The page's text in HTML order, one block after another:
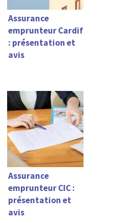
Assurance
emprunteur Cardif
: présentation et
avis
Assurance
emprunteur CIC :
présentation et
avis